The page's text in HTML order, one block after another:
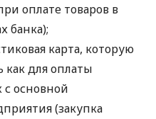
оплате товаров в
банка);
карта, которую
как для оплаты
с основной
(закупка